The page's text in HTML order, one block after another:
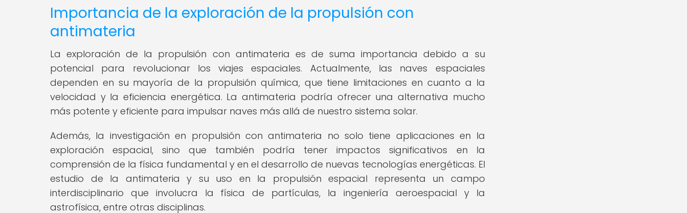
Importancia de la exploración de la propulsión con
antimateria
La exploración de la propulsión con antimateria es de suma importancia debido a su
potencial para revolucionar los viajes espaciales. Actualmente, las naves espaciales
dependen en su mayoría de la propulsión química, que tiene limitaciones en cuanto a la
velocidad y la eficiencia energética. La antimateria podría ofrecer una alternativa mucho
más potente y eficiente para impulsar naves más allá de nuestro sistema solar.
Además, la investigación en propulsión con antimateria no solo tiene aplicaciones en la
exploración espacial, sino que también podría tener impactos significativos en la
comprensión de la física fundamental y en el desarrollo de nuevas tecnologías energéticas. El
estudio de la antimateria y su uso en la propulsión espacial representa un campo
interdisciplinario que involucra la física de partículas, la ingeniería aeroespacial y la
astrofísica, entre otras disciplinas.